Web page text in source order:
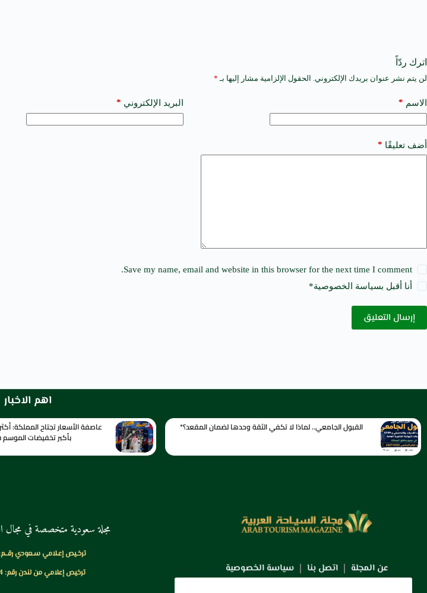
اترك ردّاً
لن يتم نشر عنوان بريدك الإلكتروني. الحقول الإلزامية مشار إليها بـ *
الاسم * البريد الإلكتروني *
أضف تعليقًا *
Save my name, email and website in this browser for the next time I comment.
أنا أقبل بسياسة الخصوصية*
إرسال التعليق
A
t
e
a
t
اهم الاخبار
القبول الجامعي.. لماذا لا تكفي الثقة وحدها لضمان المقعد؟*
بأكبر تخفيضات
عن المجلة اتصل بنا سياسة الخصوصية
مجلة سعودية متخصصة في مجال
ترخـيص إعـلامي سـعودي رقــم:
ترخيص إعلامي من لندن رقم: 16321584